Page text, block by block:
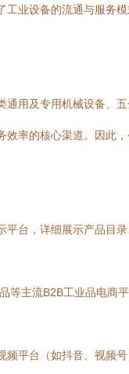
业设备的流通与服务
用及专用机械设备、
率的核心渠道。因此
平台，详细展示产品
等主流B2B工业品电
频平台（如抖音、视频